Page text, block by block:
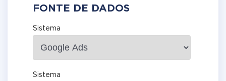
FONTE DE DADOS
Sistema
Sistema